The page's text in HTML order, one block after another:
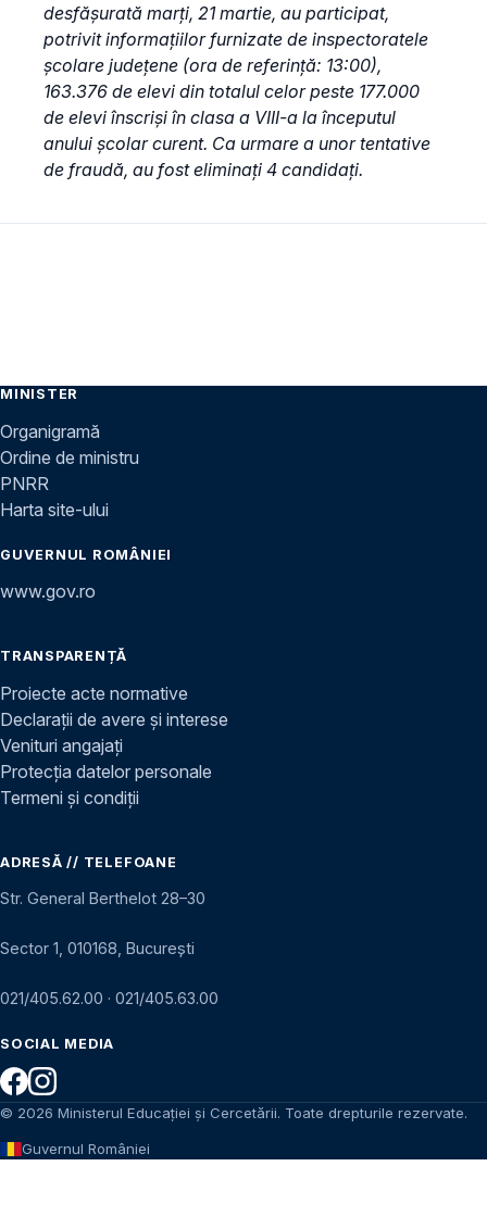
desfășurată marți, 21 martie, au participat,
potrivit informațiilor furnizate de inspectoratele
școlare județene (ora de referință: 13:00),
163.376 de elevi din totalul celor peste 177.000
de elevi înscriși în clasa a VIII-a la începutul
anului școlar curent. Ca urmare a unor tentative
de fraudă, au fost eliminați 4 candidați.
MINISTER
Organigramă
Ordine de ministru
PNRR
Harta site-ului
GUVERNUL ROMÂNIEI
www.gov.ro
TRANSPARENȚĂ
Proiecte acte normative
Declarații de avere și interese
Venituri angajați
Protecția datelor personale
Termeni și condiții
ADRESĂ // TELEFOANE
Str. General Berthelot 28–30
Sector 1, 010168, București
021/405.62.00 · 021/405.63.00
SOCIAL MEDIA
© 2026 Ministerul Educației și Cercetării. Toate drepturile rezervate.
Guvernul României